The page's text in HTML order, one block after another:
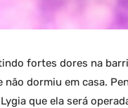
fortes dores na
não dormiu em casa.
que ela será